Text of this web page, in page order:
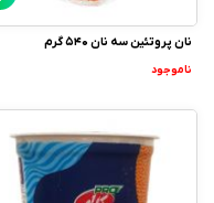
نان پروتئین سه نان 540 گرم
ناموجود